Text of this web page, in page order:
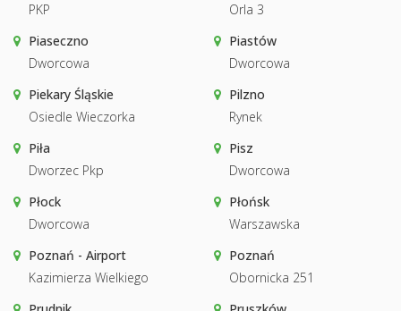
PKP
Orla 3
Piaseczno
Dworcowa
Piastów
Dworcowa
Piekary Śląskie
Osiedle Wieczorka
Pilzno
Rynek
Piła
Dworzec Pkp
Pisz
Dworcowa
Płock
Dworcowa
Płońsk
Warszawska
Poznań - Airport
Kazimierza Wielkiego
Poznań
Obornicka 251